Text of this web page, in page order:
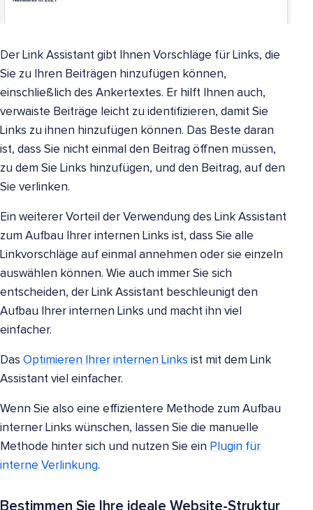
Der Link Assistant gibt Ihnen Vorschläge für Links, die
Sie zu Ihren Beiträgen hinzufügen können,
einschließlich des Ankertextes. Er hilft Ihnen auch,
verwaiste Beiträge leicht zu identifizieren, damit Sie
Links zu ihnen hinzufügen können. Das Beste daran
ist, dass Sie nicht einmal den Beitrag öffnen müssen,
zu dem Sie Links hinzufügen, und den Beitrag, auf den
Sie verlinken.
Ein weiterer Vorteil der Verwendung des Link Assistant
zum Aufbau Ihrer internen Links ist, dass Sie alle
Linkvorschläge auf einmal annehmen oder sie einzeln
auswählen können. Wie auch immer Sie sich
entscheiden, der Link Assistant beschleunigt den
Aufbau Ihrer internen Links und macht ihn viel
einfacher.
Das Optimieren Ihrer internen Links ist mit dem Link
Assistant viel einfacher.
Wenn Sie also eine effizientere Methode zum Aufbau
interner Links wünschen, lassen Sie die manuelle
Methode hinter sich und nutzen Sie ein Plugin für
interne Verlinkung.
Bestimmen Sie Ihre ideale Website-Struktur